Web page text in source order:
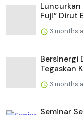
Luncurkan
Fuji” Dirut
3 months
Bersinergi
Tegaskan
3 months
Seminar